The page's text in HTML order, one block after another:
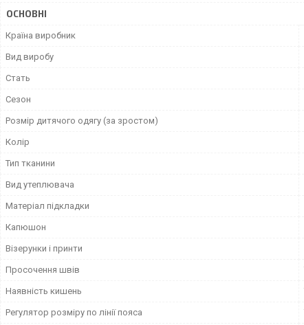
ОСНОВНІ
Країна виробник
Вид виробу
Стать
Сезон
Розмір дитячого одягу (за зростом)
Колір
Тип тканини
Вид утеплювача
Матеріал підкладки
Капюшон
Візерунки і принти
Просочення швів
Наявність кишень
Регулятор розміру по лінії пояса